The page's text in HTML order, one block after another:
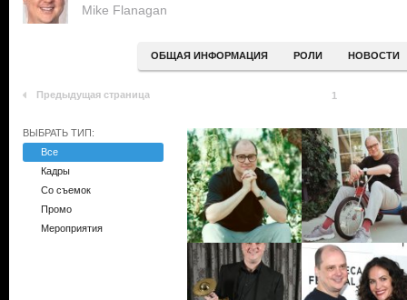
Mike Flanagan
ОБЩАЯ ИНФОРМАЦИЯ РОЛИ НОВОСТИ
Предыдущая страница 1
ВЫБРАТЬ ТИП:
Все
Кадры
Со съемок
Промо
Мероприятия